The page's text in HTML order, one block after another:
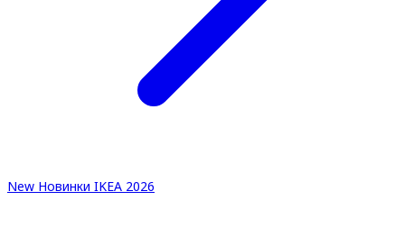
New Новинки IKEA 2026